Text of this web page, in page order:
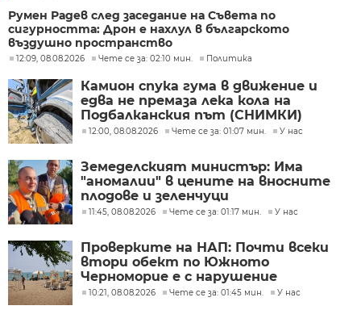
Румен Радев след заседание на Съвета по
сигурността: Дрон е нахлул в българското
въздушно пространство
12:09, 08.08.2026 Чете се за: 02:10 мин. Политика
Камион спука гума в движение и
едва не премаза лека кола на
Подбалканския път (СНИМКИ)
12:00, 08.08.2026 Чете се за: 01:07 мин. У нас
Земеделският министър: Има
"аномалии" в цените на вносните
плодове и зеленчуци
11:45, 08.08.2026 Чете се за: 01:17 мин. У нас
Проверките на НАП: Почти всеки
втори обект по Южното
Черноморие е с нарушение
10:21, 08.08.2026 Чете се за: 01:45 мин. У нас